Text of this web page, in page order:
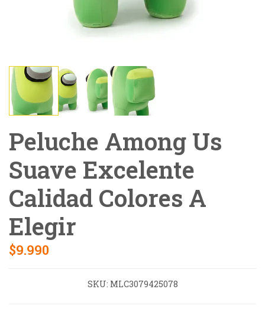
Peluche Among Us
Suave Excelente
Calidad Colores A
Elegir
$9.990
SKU: MLC3079425078